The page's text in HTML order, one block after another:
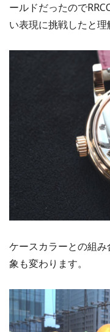
ールドだったので
い表現に挑戦したと理
ケースカラーとの組
象も変わります。